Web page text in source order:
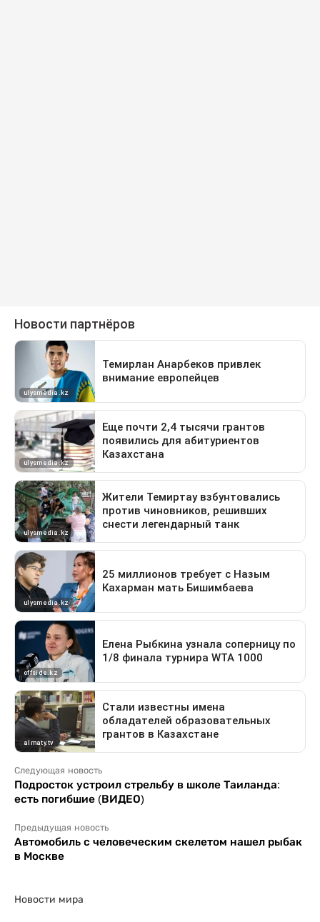
Следующая новость
Подросток устроил стрельбу в школе Таиланда:
есть погибшие (ВИДЕО)
Предыдущая новость
Автомобиль с человеческим скелетом нашел рыбак
в Москве
Новости мира